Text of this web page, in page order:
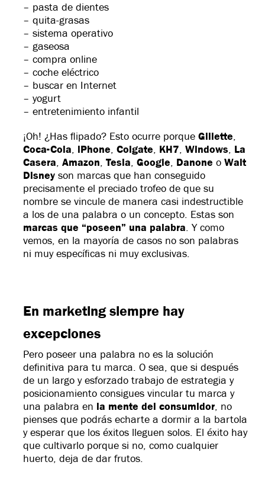
– pasta de dientes
– quita-grasas
– sistema operativo
– gaseosa
– compra online
– coche eléctrico
– buscar en Internet
– yogurt
– entretenimiento infantil
¡Oh! ¿Has flipado? Esto ocurre porque Gillette
Coca-Cola
iPhone Colgate KH7 Windows
La
Casera
Amazon Tesla Google Danone o Walt
Disney son marcas que han conseguido
precisamente el preciado trofeo de que su
nombre se vincule de manera casi indestructible
a los de una palabra o un concepto. Estas son
marcas que “poseen” una palabra . Y como
vemos, en la mayoría de casos no son palabras
ni muy específicas ni muy exclusivas.
En marketing siempre hay
excepciones
Pero poseer una palabra no es la solución
definitiva para tu marca. O sea, que si después
de un largo y esforzado trabajo de estrategia y
posicionamiento consigues vincular tu marca y
una palabra en la mente del consumidor , no
pienses que podrás echarte a dormir a la bartola
y esperar que los éxitos lleguen solos. El éxito hay
que cultivarlo porque si no, como cualquier
huerto, deja de dar frutos.